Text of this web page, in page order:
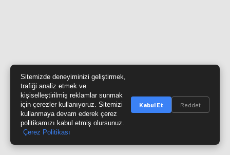
Sitemizde deneyiminizi geliştirmek,
trafiği analiz etmek ve
kişiselleştirilmiş reklamlar sunmak
için çerezler kullanıyoruz. Sitemizi
kullanmaya devam ederek çerez
politikamızı kabul etmiş olursunuz.
Çerez Politikası
Kabul Et Reddet